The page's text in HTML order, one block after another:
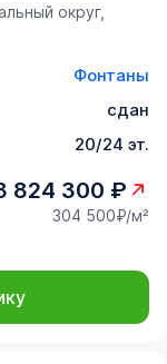
округ,
Фонтаны
сдан
20/24 эт.
824 300 ₽
304 500₽/м²